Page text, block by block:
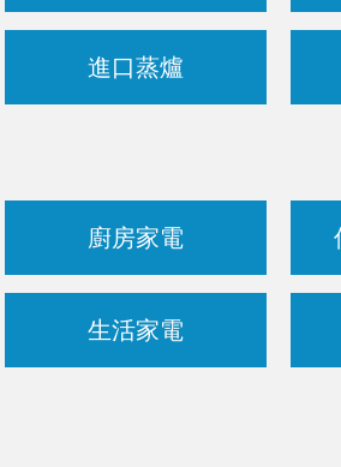
進口蒸爐
廚房家電
生活家電